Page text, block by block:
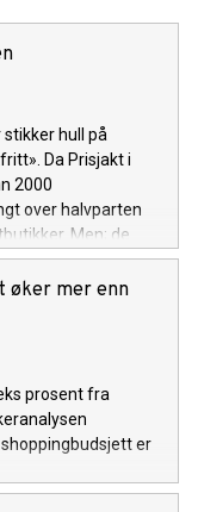
hull på
Da Prisjakt i
2000
over halvparten
Men; de
«skattefrie».
øker mer enn
prosent fra
er